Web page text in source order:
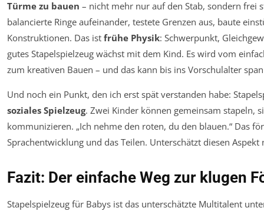
Türme zu bauen – nicht mehr nur auf den Stab, sondern frei
balancierte Ringe aufeinander, testete Grenzen aus, baute
Konstruktionen. Das ist frühe Physik: Schwerpunkt,
gutes Stapelspielzeug wächst mit dem Kind. Es wird vom
zum kreativen Bauen – und das kann bis ins Vorschulalter
Und noch ein Punkt, den ich erst spät verstanden habe:
soziales Spielzeug. Zwei Kinder können gemeinsam stapeln,
kommunizieren. „Ich nehme den roten, du den blauen.“ Das
Sprachentwicklung und das Teilen. Unterschätzt diesen Aspekt
Fazit: Der einfache Weg zur klugen
Stapelspielzeug für Babys ist das unterschätzte Multitalent